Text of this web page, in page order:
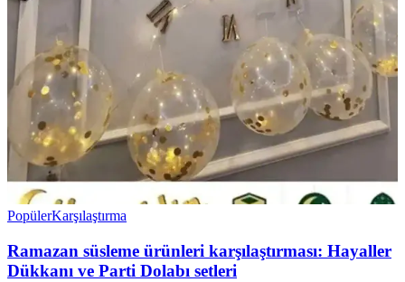
PopülerKarşılaştırma
Ramazan süsleme ürünleri karşılaştırması: Hayaller
Dükkanı ve Parti Dolabı setleri